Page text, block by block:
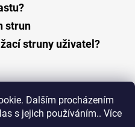
Dalším procházením
s jejich používáním.. Více
strun
struny uživatel?